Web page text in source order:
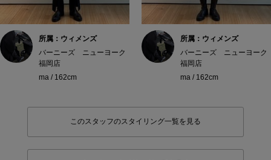
所属：ウィメンズ
バーニーズ ニューヨーク
福岡店
ma / 162cm
所属：ウィメンズ
バーニーズ ニューヨーク
福岡店
ma / 162cm
このスタッフのスタイリング一覧を見る